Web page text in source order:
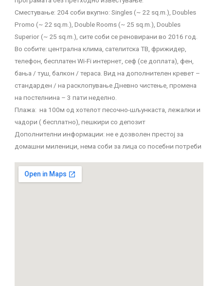
Сместување: 204 соби вкупно: Singles (~ 22 sq.m.), Doubles
Promo (~ 22 sq.m.), Double Rooms (~ 25 sq.m.), Doubles
Superior (~ 25 sq.m.), сите соби се реновирани во 2016 год.
Во собите: централна клима, сателитска ТВ, фрижидер,
телефон, бесплатен Wi-Fi интернет, сеф (се доплата), фен,
бања / туш, балкон / тераса. Вид на дополнителен кревет –
стандарден / на расклопување.Дневно чистење, промена
на постелнина – 3 пати неделно.
Плажа: на 100м од хотелот песочно-шљункаста, лежалки и
чадори ( бесплатно), пешкири со депозит
Дополнителни информации: не е дозволен престој за
домашни миленици, нема соби за лица со посебни потреби